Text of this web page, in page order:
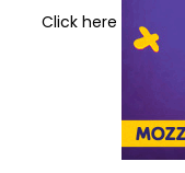
Click here